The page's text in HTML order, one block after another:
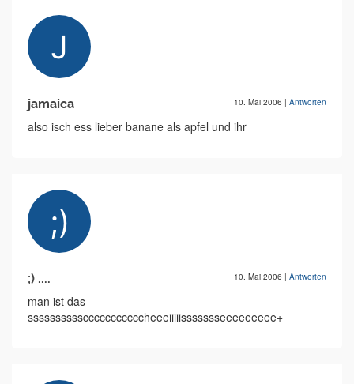
jamaica 10. Mai 2006 | Antworten
also isch ess lieber banane als apfel und ihr
;) .... 10. Mai 2006 | Antworten
man ist das
sssssssssscccccccccccheeeiiiiissssssseeeeeeeee+